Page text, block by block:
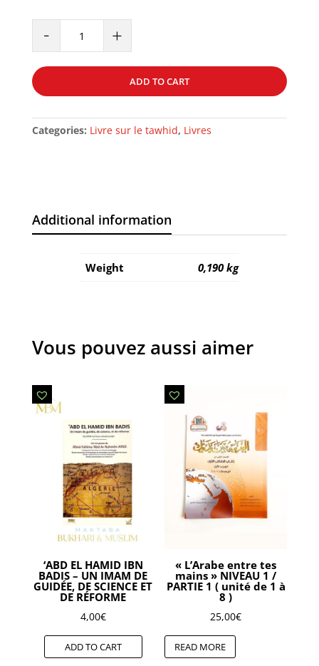
-
Comprendre
Destin?
quantity
+
ADD TO CART
Categories: Livre sur le tawhid, Livres
Additional information
Weight 0,190 kg
Vous pouvez aussi aimer
‘ABD EL HAMID IBN
BADIS – UN IMAM DE
GUIDÉE, DE SCIENCE ET
DE RÉFORME
4,00€
ADD TO CART
« L’Arabe entre tes
mains » NIVEAU 1 /
PARTIE 1 ( unité de 1 à
8 )
25,00€
READ MORE